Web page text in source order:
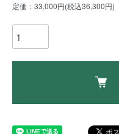
定価：33,000円(税込36,300円)